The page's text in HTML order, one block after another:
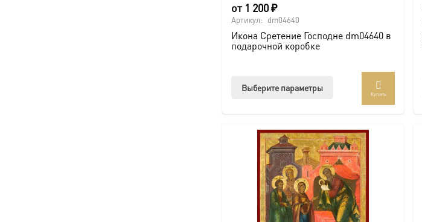
от 1 200₽
Артикул: dm04640
Икона Сретение Господне dm04640 в
подарочной коробке
Выберите параметры
вариаций.
Опции
можно
выбрать
на
странице
Купить